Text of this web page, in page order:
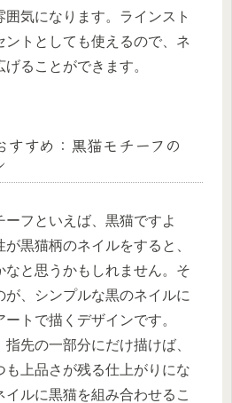
気になります。ラインスト
ントとしても使えるので、ネ
ることができます。
すすめ：黒猫モチーフの
フといえば、黒猫ですよ
黒猫柄のネイルをすると、
なと思うかもしれません。そ
が、シンプルな黒のネイルに
トで描くデザインです。
先の一部分にだけ描けば、
も上品さが残る仕上がりにな
イルに黒猫を組み合わせるこ